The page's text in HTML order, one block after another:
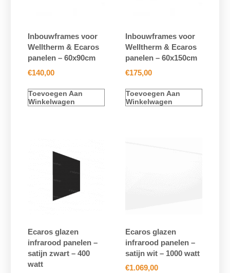
Inbouwframes voor
Welltherm & Ecaros
panelen – 60x90cm
€140,00
Toevoegen Aan
Winkelwagen
Inbouwframes voor
Welltherm & Ecaros
panelen – 60x150cm
€175,00
Toevoegen Aan
Winkelwagen
Ecaros glazen
infrarood panelen –
satijn zwart – 400
watt
Ecaros glazen
infrarood panelen –
satijn wit – 1000 watt
€1.069,00